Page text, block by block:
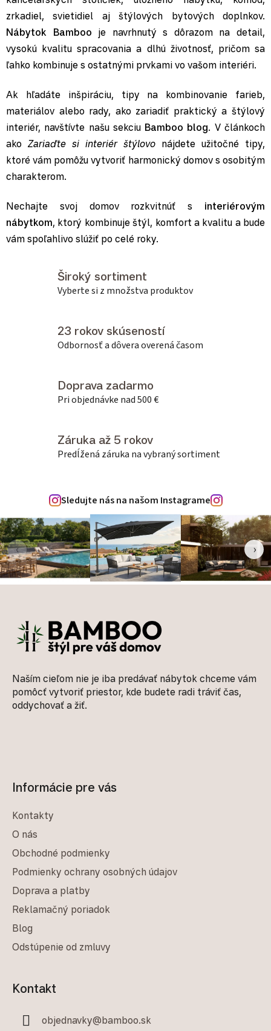
zrkadiel, svietidiel aj štýlových bytových doplnkov.
Nábytok Bamboo je navrhnutý s dôrazom na detail,
vysokú kvalitu spracovania a dlhú životnosť, pričom sa
ľahko kombinuje s ostatnými prvkami vo vašom interiéri.
Ak hľadáte inšpiráciu, tipy na kombinovanie farieb,
materiálov alebo rady, ako zariadiť praktický a štýlový
interiér, navštívte našu sekciu Bamboo blog. V článkoch
ako Zariaďte si interiér štýlovo nájdete užitočné tipy,
ktoré vám pomôžu vytvoriť harmonický domov s osobitým
charakterom.
Nechajte svoj domov rozkvitnúť s interiérovým
nábytkom, ktorý kombinuje štýl, komfort a kvalitu a bude
vám spoľahlivo slúžiť po celé roky.
Široký sortiment
Vyberte si z množstva produktov
23 rokov skúseností
Odbornosť a dôvera overená časom
Doprava zadarmo
Pri objednávke nad 500 €
Záruka až 5 rokov
Predĺžená záruka na vybraný sortiment
Sledujte nás na našom Instagrame
‹ ›
Naším cieľom nie je iba predávať nábytok chceme vám
pomôcť vytvoriť priestor, kde budete radi tráviť čas,
oddychovať a žiť.
Informácie pre vás
Kontakty
O nás
Obchodné podmienky
Podmienky ochrany osobných údajov
Doprava a platby
Reklamačný poriadok
Blog
Odstúpenie od zmluvy
Kontakt
objednavky@bamboo.sk